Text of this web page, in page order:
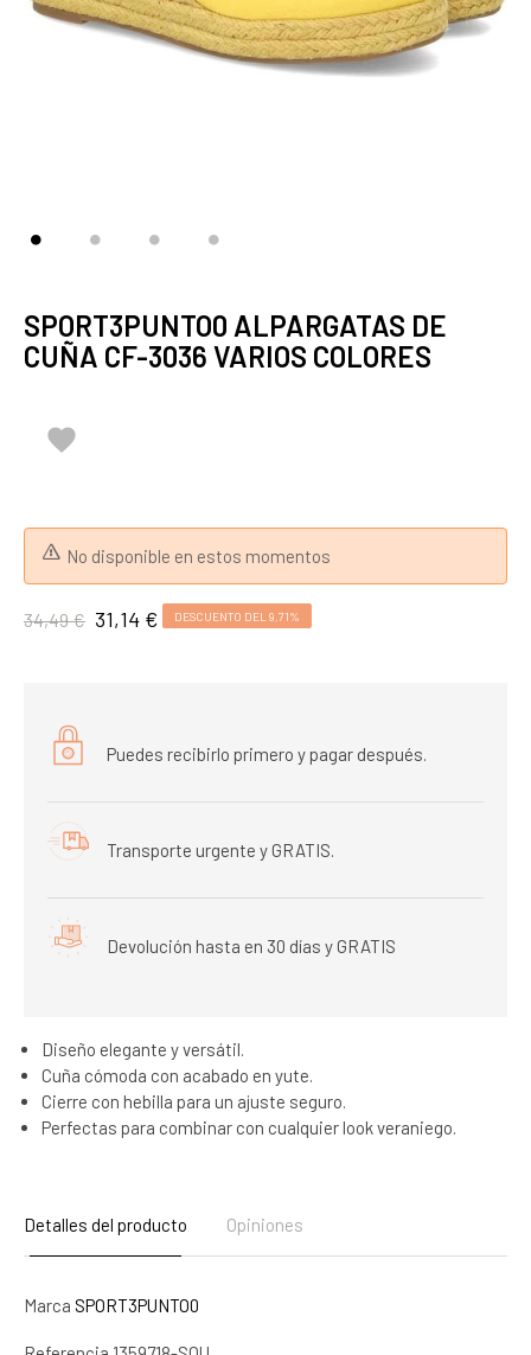
SPORT3PUNTO0 ALPARGATAS DE
CUÑA CF-3036 VARIOS COLORES

No disponible en estos momentos
34,49 € 31,14 € DESCUENTO DEL 9,71%
Puedes recibirlo primero y pagar después.
Transporte urgente y GRATIS.
Devolución hasta en 30 días y GRATIS
Diseño elegante y versátil.
Cuña cómoda con acabado en yute.
Cierre con hebilla para un ajuste seguro.
Perfectas para combinar con cualquier look veraniego.
Detalles del producto Opiniones
Marca SPORT3PUNTO0